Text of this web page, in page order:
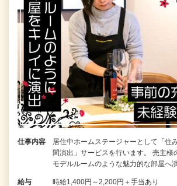
仕事内容
居住中ホームステージャーとして「住
間演出」サービスを行います。 売主様
モデルルームのような魅力的な部屋へ
給与 時給1,400円～2,200円＋手当あり